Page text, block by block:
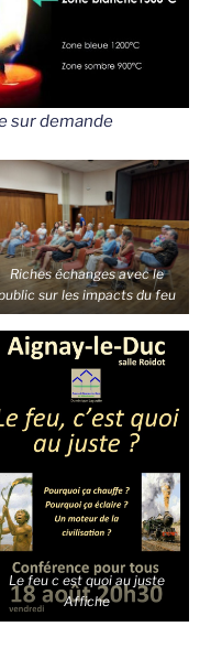
sur demande
Riches échanges avec le
sur les impacts du feu
Le feu c est quoi au juste
Affiche